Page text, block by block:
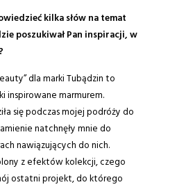
kilka słów na temat
poszukiwał Pan inspiracji, w
dla marki Tubądzin to
marmurem.
się podczas mojej podróży do
natchnęły mnie do
nawiązujących do nich.
z efektów kolekcji, czego
ostatni projekt, do którego